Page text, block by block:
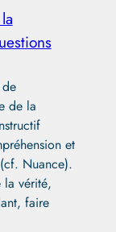
de la
et
Nuance).
la vérité,
faire